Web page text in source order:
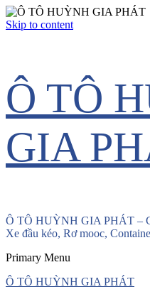
Skip to content
Ô TÔ
GIA
Ô TÔ HUỲNH GIA PHÁT –
Xe đầu kéo, Rơ mooc,
Primary Menu
Ô TÔ HUỲNH GIA PHÁT